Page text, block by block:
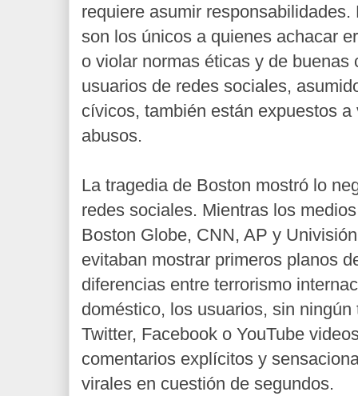
requiere asumir
son los únicos a quienes achacar
o violar normas éticas y de buenas
usuarios de redes sociales,
cívicos, también están expuestos
abusos.
La tragedia de Boston mostró lo
redes sociales. Mientras los
Boston Globe, CNN, AP y
evitaban mostrar primeros planos
diferencias entre terrorismo
doméstico, los usuarios, sin
Twitter, Facebook o YouTube
comentarios explícitos y
virales en cuestión de segundos.